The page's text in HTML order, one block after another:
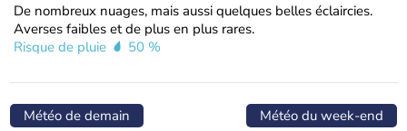
De nombreux nuages, mais aussi quelques belles éclaircies.
Averses faibles et de plus en plus rares.
Risque de pluie
50 %
Météo de demain Météo du week-end